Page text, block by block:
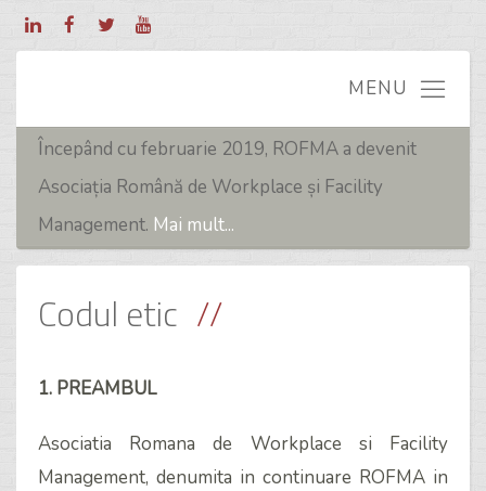
Începând cu februarie 2019, ROFMA a devenit
Asociația Română de Workplace și Facility
Management. Mai mult...
Codul etic
1. PREAMBUL
Asociatia Romana de Workplace si Facility
Management, denumita in continuare ROFMA in